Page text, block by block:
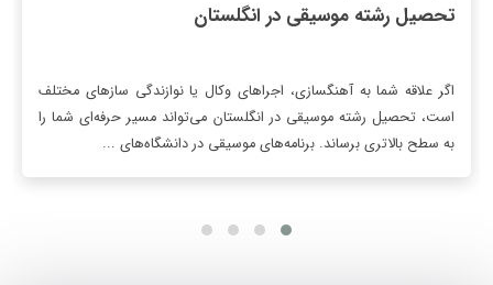
تحصیل رشته موسیقی در انگلستان
اگر علاقه شما به آهنگسازی، اجراهای وکال یا نوازندگی سازهای مختلف
است، تحصیل رشته موسیقی در انگلستان می‌تواند مسیر حرفه‌ای شما را
به سطح بالاتری برساند. برنامه‌های موسیقی در دانشگاه‌های ...